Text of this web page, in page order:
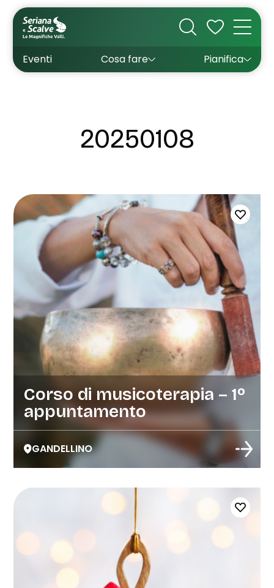
Eventi Cosa fare
Cultura
Outdoor
Pianifica
Dove dormire
Come arrivare
Come muoversi
Wishlist
20250108
Corso di musicoterapia – 1º
appuntamento
GANDELLINO